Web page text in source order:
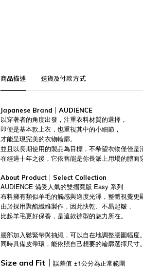
商品描述 送貨及付款方式
Japanese Brand｜AUDIENCE
以穿著者的角度出發，注重衣料材質的選擇，
即便是基本款上衣，也重視其中的小細節，
才能呈現完美的衣物輪廓。
並且以長期使用的製品為目標，不希望衣物僅僅是
在經過十年之後，它依舊能是你長派上用場的體面
About Product｜Select Collection
AUDIENCE 備受人氣的雙摺寬版 Easy 系列
布料擁有類似羊毛的觸感與適度光澤，整體視覺更
由於採用聚酯纖維製作，因此快乾、不易起皺，
比起羊毛更好保養，是這款褲型的魅力所在。
腰部加入鬆緊帶與抽繩，可以自在地調整腰圍幅度。
同時具備皮帶環，能依照自己想要的輪廓選擇尺寸。
Size and Fit｜ 誤差值 ±1公分為正常範圍